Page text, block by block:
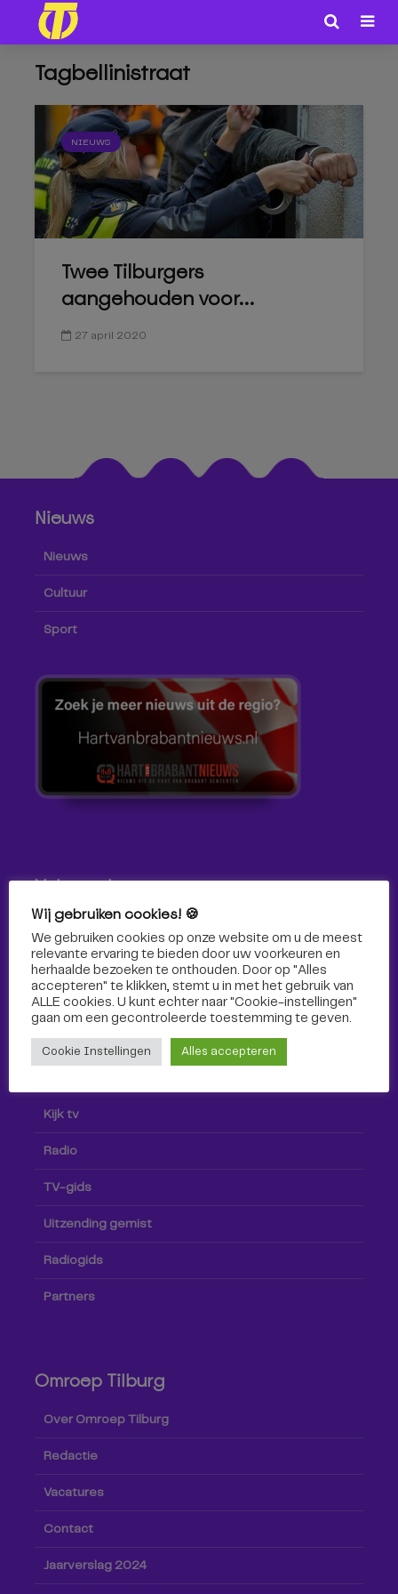
Tagbellinistraat
NIEUWS
Twee Tilburgers
aangehouden voor...
27 april 2020
Nieuws
Nieuws
Cultuur
Sport
Volg ons!
Volg Omroep Tilburg niet alleen hier, maar ook via social
media!
Kijk tv
Radio
TV-gids
Uitzending gemist
Radiogids
Partners
Omroep Tilburg
Over Omroep Tilburg
Redactie
Vacatures
Contact
Jaarverslag 2024
Wij gebruiken cookies! 🍪
We gebruiken cookies op onze website om u de meest
relevante ervaring te bieden door uw voorkeuren en
herhaalde bezoeken te onthouden. Door op "Alles
accepteren" te klikken, stemt u in met het gebruik van
ALLE cookies. U kunt echter naar "Cookie-instellingen"
gaan om een ​​gecontroleerde toestemming te geven.
Cookie Instellingen Alles accepteren